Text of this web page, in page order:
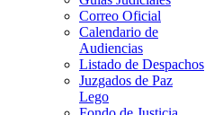
Correo Oficial
Calendario de
Audiencias
Listado de Despachos
Juzgados de Paz
Lego